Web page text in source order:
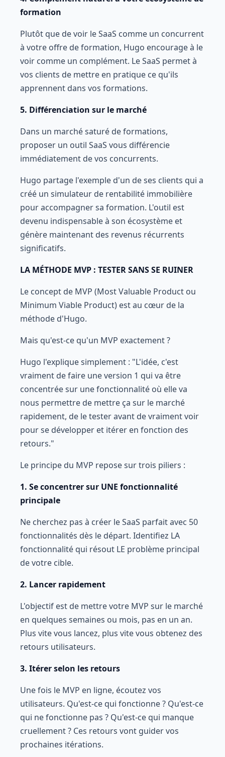
formation
Plutôt que de voir le SaaS comme un concurrent
à votre offre de formation, Hugo encourage à le
voir comme un complément. Le SaaS permet à
vos clients de mettre en pratique ce qu'ils
apprennent dans vos formations.
5. Différenciation sur le marché
Dans un marché saturé de formations,
proposer un outil SaaS vous différencie
immédiatement de vos concurrents.
Hugo partage l'exemple d'un de ses clients qui a
créé un simulateur de rentabilité immobilière
pour accompagner sa formation. L'outil est
devenu indispensable à son écosystème et
génère maintenant des revenus récurrents
significatifs.
LA MÉTHODE MVP : TESTER SANS SE RUINER
Le concept de MVP (Most Valuable Product ou
Minimum Viable Product) est au cœur de la
méthode d'Hugo.
Mais qu'est-ce qu'un MVP exactement ?
Hugo l'explique simplement : "L'idée, c'est
vraiment de faire une version 1 qui va être
concentrée sur une fonctionnalité où elle va
nous permettre de mettre ça sur le marché
rapidement, de le tester avant de vraiment voir
pour se développer et itérer en fonction des
retours."
Le principe du MVP repose sur trois piliers :
1. Se concentrer sur UNE fonctionnalité
principale
Ne cherchez pas à créer le SaaS parfait avec 50
fonctionnalités dès le départ. Identifiez LA
fonctionnalité qui résout LE problème principal
de votre cible.
2. Lancer rapidement
L'objectif est de mettre votre MVP sur le marché
en quelques semaines ou mois, pas en un an.
Plus vite vous lancez, plus vite vous obtenez des
retours utilisateurs.
3. Itérer selon les retours
Une fois le MVP en ligne, écoutez vos
utilisateurs. Qu'est-ce qui fonctionne ? Qu'est-ce
qui ne fonctionne pas ? Qu'est-ce qui manque
cruellement ? Ces retours vont guider vos
prochaines itérations.